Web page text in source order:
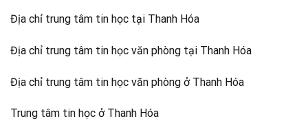
Địa chỉ trung tâm tin học tại Thanh Hóa
Địa chỉ trung tâm tin học văn phòng tại Thanh Hóa
Địa chỉ trung tâm tin học văn phòng ở Thanh Hóa
Trung tâm tin học ở Thanh Hóa